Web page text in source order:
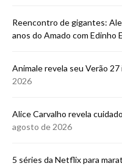
Reencontro de gigantes:
anos do Amado com Edinho
Animale revela seu Verão
2026
Alice Carvalho revela
agosto de 2026
5 séries da Netflix para